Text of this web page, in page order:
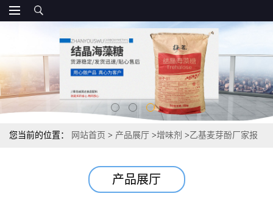
您当前的位置： 网站首页 > 产品展厅 >增味剂 >乙基麦芽酚厂家报
产品展厅